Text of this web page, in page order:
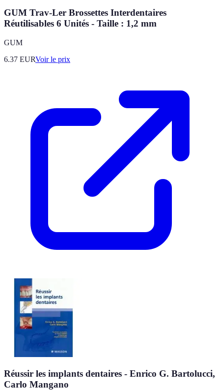
GUM Trav-Ler Brossettes Interdentaires
Réutilisables 6 Unités - Taille : 1,2 mm
GUM
6.37 EURVoir le prix
Réussir les implants dentaires - Enrico G. Bartolucci,
Carlo Mangano